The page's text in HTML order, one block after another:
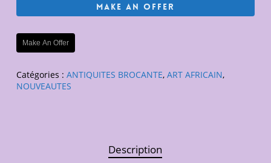
Make An Offer
Make An Offer
Catégories : ANTIQUITES BROCANTE, ART AFRICAIN,
NOUVEAUTES
Description